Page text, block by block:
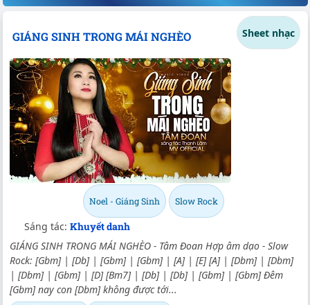
GIÁNG SINH TRONG MÁI NGHÈO Sheet nhạc
Noel - Giáng Sinh Slow Rock
Sáng tác: Khuyết danh
GIÁNG SINH TRONG MÁI NGHÈO - Tâm Đoan Hợp âm dạo - Slow
Rock: [Gbm] | [Db] | [Gbm] | [Gbm] | [A] | [E] [A] | [Dbm] | [Dbm]
| [Dbm] | [Gbm] | [D] [Bm7] | [Db] | [Db] | [Gbm] | [Gbm] Đêm
[Gbm] nay con [Dbm] không được tới...